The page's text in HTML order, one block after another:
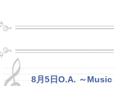
8月5日O.A. ～